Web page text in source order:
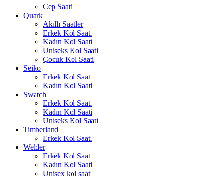
Cep Saati
Quark
Akıllı Saatler
Erkek Kol Saati
Kadın Kol Saati
Uniseks Kol Saati
Çocuk Kol Saati
Seiko
Erkek Kol Saati
Kadın Kol Saati
Swatch
Erkek Kol Saati
Kadın Kol Saati
Uniseks Kol Saati
Timberland
Erkek Kol Saati
Welder
Erkek Kol Saati
Kadın Kol Saati
Unisex kol saati